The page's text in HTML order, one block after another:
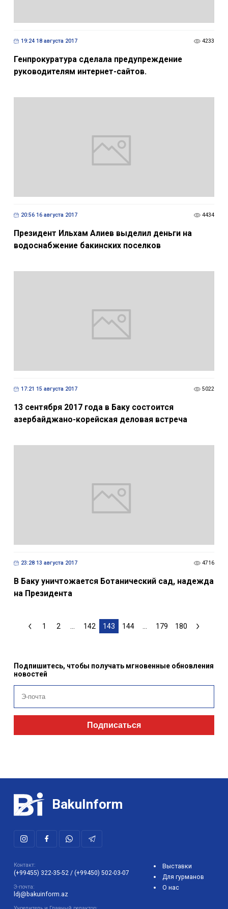
19:24 18 августа 2017 4233
Генпрокуратура сделала предупреждение
руководителям интернет-сайтов.
20:56 16 августа 2017 4434
Президент Ильхам Алиев выделил деньги на
водоснабжение бакинских поселков
17:21 15 августа 2017 5022
13 сентября 2017 года в Баку состоится
азербайджано-корейская деловая встреча
23:28 13 августа 2017 4716
В Баку уничтожается Ботанический сад, надежда
на Президента
1 2 ... 142 143 144 ... 179 180
Подпишитесь, чтобы получать мгновенные обновления
новостей
Подписаться
BakuInform
Контакт:
(+99455) 322-35-52 / (+99450) 502-03-07
Э-почта:
ldj@bakuinform.az
Выставки
Для гурманов
О нас